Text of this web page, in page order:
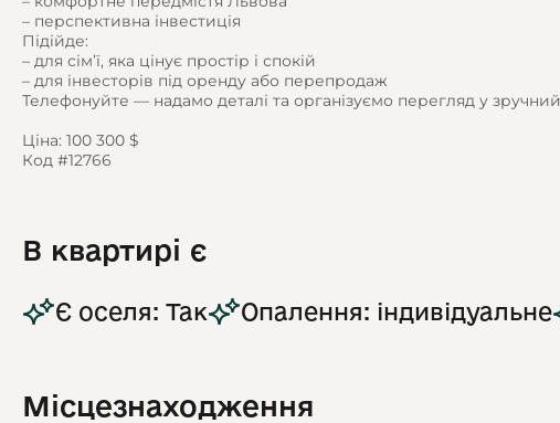
– перспективна інвестиція
Підійде:
– для сім’ї, яка цінує простір і спокій
– для інвесторів під оренду або перепродаж
Телефонуйте — надамо деталі та організуємо перегляд у
Ціна: 100 300 $
Код #12766
В квартирі є
Є оселя: Так Опалення: індивідуальне
Місцезнаходження